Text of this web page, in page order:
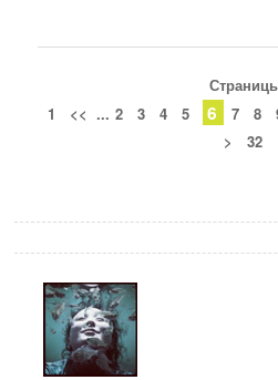
1
<< ... 2 3 4 5 6 7 8
>
32